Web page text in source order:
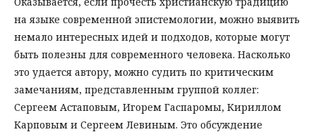
на языке современной эпистемологии, можно выявить
немало интересных идей и подходов, которые могут
быть полезны для современного человека. Насколько
это удается автору, можно судить по критическим
замечаниям, представленным группой коллег:
Сергеем Астаповым, Игорем Гаспаромы, Кириллом
Карповым и Сергеем Левиным. Это обсуждение